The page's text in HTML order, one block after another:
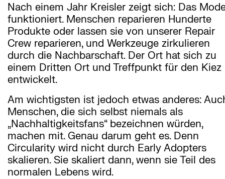
Nach einem Jahr Kreisler zeigt sich: Das
funktioniert. Menschen reparieren Hunderte
Produkte oder lassen sie von unserer Repair
Crew reparieren, und Werkzeuge zirkulieren
durch die Nachbarschaft. Der Ort hat sich zu
einem Dritten Ort und Treffpunkt für den Kiez
entwickelt.
Am wichtigsten ist jedoch etwas anderes:
Menschen, die sich selbst niemals als
„Nachhaltigkeitsfans“ bezeichnen würden,
machen mit. Genau darum geht es. Denn
Circularity wird nicht durch Early Adopters
skalieren. Sie skaliert dann, wenn sie Teil des
normalen Lebens wird.